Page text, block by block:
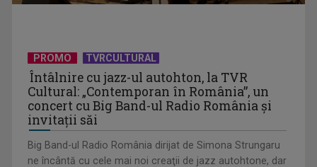
PROMO TVRCULTURAL
Întâlnire cu jazz-ul autohton, la TVR
Cultural: „Contemporan în România”, un
concert cu Big Band-ul Radio România şi
invitaţii săi
Big Band-ul Radio România dirijat de Simona Strungaru
ne încântă cu cele mai noi creaţii de jazz autohtone, dar